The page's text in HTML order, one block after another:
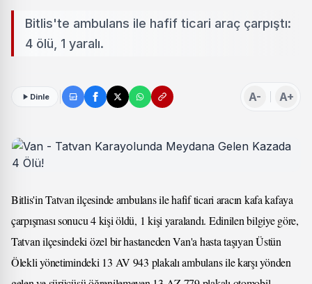
Bitlis'te ambulans ile hafif ticari araç çarpıştı:
4 ölü, 1 yaralı.
Dinle A- A+
Bitlis'in Tatvan ilçesinde ambulans ile hafif ticari aracın kafa kafaya
çarpışması sonucu 4 kişi öldü, 1 kişi yaralandı. Edinilen bilgiye göre,
Tatvan ilçesindeki özel bir hastaneden Van'a hasta taşıyan Üstün
Ölekli yönetimindeki 13 AV 943 plakalı ambulans ile karşı yönden